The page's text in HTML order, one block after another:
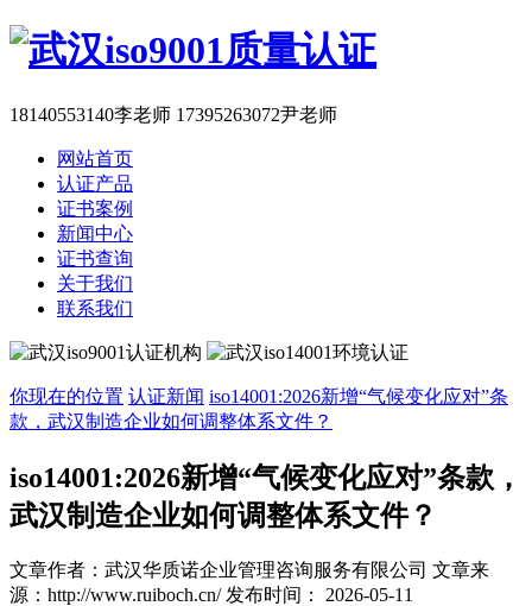
18140553140李老师 17395263072尹老师
网站首页
认证产品
证书案例
新闻中心
证书查询
关于我们
联系我们
你现在的位置 认证新闻 iso14001:2026新增“气候变化应对”条
款，武汉制造企业如何调整体系文件？
iso14001:2026新增“气候变化应对”条款，
武汉制造企业如何调整体系文件？
文章作者：武汉华质诺企业管理咨询服务有限公司 文章来
源：http://www.ruiboch.cn/ 发布时间： 2026-05-11